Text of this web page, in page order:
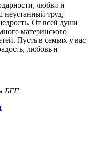
любви и
неустанный труд,
От всей души
материнского
Пусть в семьях у вас
любовь и
БГП